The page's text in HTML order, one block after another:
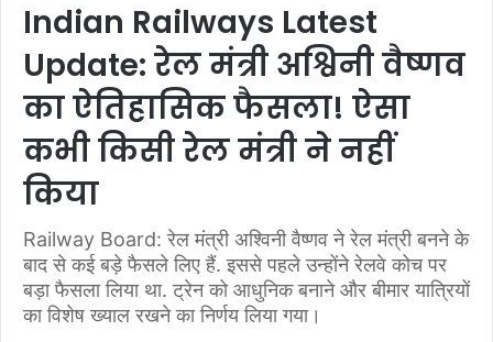
Indian Railways Latest
Update: रेल मंत्री अश्विनी वैष्णव
का ऐतिहासिक फैसला! ऐसा
कभी किसी रेल मंत्री ने नहीं
किया
Railway Board: रेल मंत्री अश्विनी वैष्णव ने रेल मंत्री बनने के
बाद से कई बड़े फैसले लिए हैं. इससे पहले उन्होंने रेलवे कोच पर
बड़ा फैसला लिया था. ट्रेन को आधुनिक बनाने और बीमार यात्रियों
का विशेष ख्याल रखने का निर्णय लिया गया।